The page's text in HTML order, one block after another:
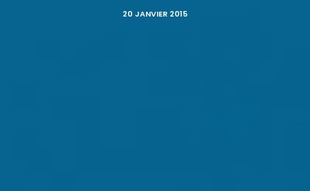
20 JANVIER 2015